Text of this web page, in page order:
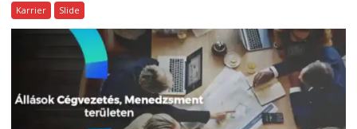
Karrier Slide